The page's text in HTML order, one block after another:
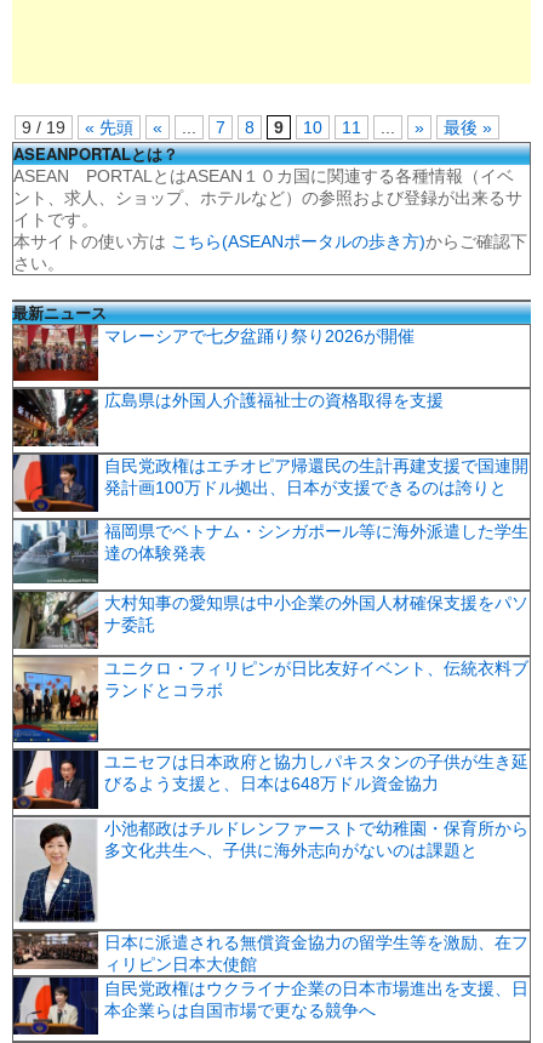
9 / 19 « 先頭 « 7 8 9 10 11 » 最後 »
ASEANPORTALとは？
ASEAN PORTALとはASEAN１０カ国に関連する各種情報（イベ
ント、求人、ショップ、ホテルなど）の参照および登録が出来るサ
イトです。
本サイトの使い方は こちら(ASEANポータルの歩き方)からご確認下
さい。
最新ニュース
マレーシアで七夕盆踊り祭り2026が開催
広島県は外国人介護福祉士の資格取得を支援
自民党政権はエチオピア帰還民の生計再建支援で国連開
発計画100万ドル拠出、日本が支援できるのは誇りと
福岡県でベトナム・シンガポール等に海外派遣した学生
達の体験発表
大村知事の愛知県は中小企業の外国人材確保支援をパソ
ナ委託
ユニクロ・フィリピンが日比友好イベント、伝統衣料ブ
ランドとコラボ
ユニセフは日本政府と協力しパキスタンの子供が生き延
びるよう支援と、日本は648万ドル資金協力
小池都政はチルドレンファーストで幼稚園・保育所から
多文化共生へ、子供に海外志向がないのは課題と
日本に派遣される無償資金協力の留学生等を激励、在フ
ィリピン日本大使館
自民党政権はウクライナ企業の日本市場進出を支援、日
本企業らは自国市場で更なる競争へ